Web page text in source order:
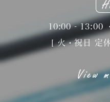
10:00 - 13:00
[ 火・祝日 定